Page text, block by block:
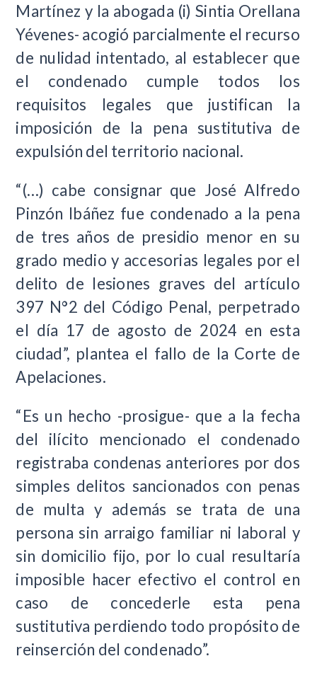
Martínez y la abogada (i) Sintia Orellana
Yévenes- acogió parcialmente el recurso
de nulidad intentado, al establecer que
el condenado cumple todos los
requisitos legales que justifican la
imposición de la pena sustitutiva de
expulsión del territorio nacional.
“(…) cabe consignar que José Alfredo
Pinzón Ibáñez fue condenado a la pena
de tres años de presidio menor en su
grado medio y accesorias legales por el
delito de lesiones graves del artículo
397 N°2 del Código Penal, perpetrado
el día 17 de agosto de 2024 en esta
ciudad”, plantea el fallo de la Corte de
Apelaciones.
“Es un hecho -prosigue- que a la fecha
del ilícito mencionado el condenado
registraba condenas anteriores por dos
simples delitos sancionados con penas
de multa y además se trata de una
persona sin arraigo familiar ni laboral y
sin domicilio fijo, por lo cual resultaría
imposible hacer efectivo el control en
caso de concederle esta pena
sustitutiva perdiendo todo propósito de
reinserción del condenado”.